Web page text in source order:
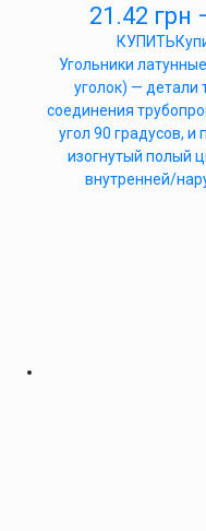
21.42 грн
КУПИТЬ
Угольники
уголок) — детали
соединения
угол 90 градусов,
изогнутый полый
внутренней/